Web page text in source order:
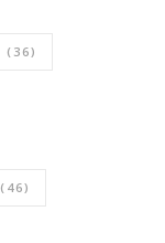
(36)
(46)